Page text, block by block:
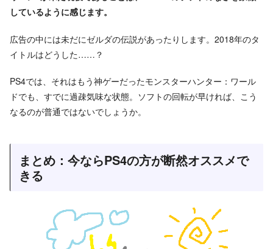
しているように感じます。
広告の中には未だにゼルダの伝説があったりします。2018年のタ
イトルはどうした……？
PS4では、それはもう神ゲーだったモンスターハンター：ワール
ドでも、すでに過疎気味な状態。ソフトの回転が早ければ、こう
なるのが普通ではないでしょうか。
まとめ：今ならPS4の方が断然オススメで
きる